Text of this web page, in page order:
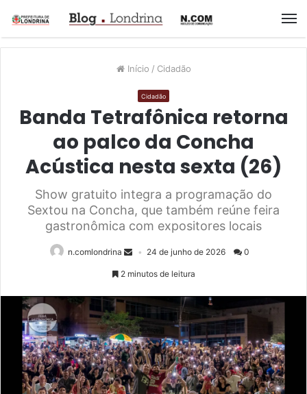
Início / Cidadão
Cidadão
Banda Tetrafônica retorna
ao palco da Concha
Acústica nesta sexta (26)
Show gratuito integra a programação do
Sextou na Concha, que também reúne feira
gastronômica com expositores locais
n.comlondrina 24 de junho de 2026 0
2 minutos de leitura